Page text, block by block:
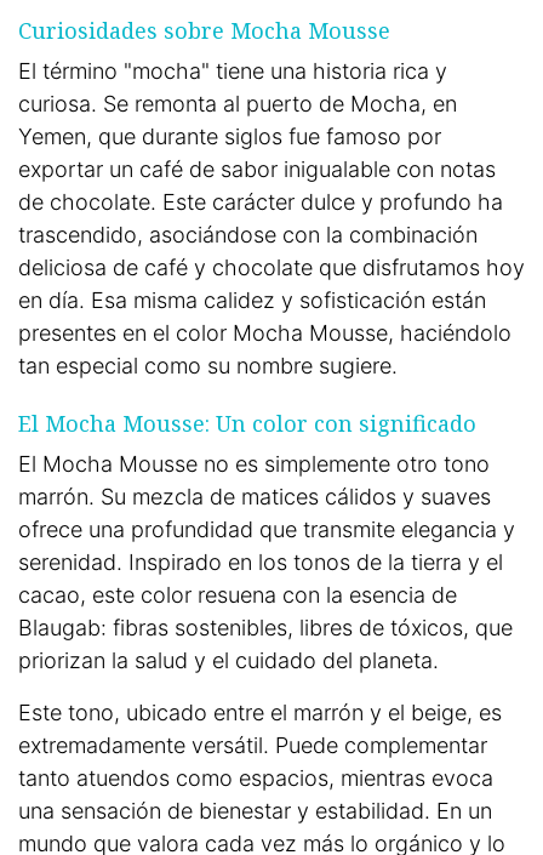
Curiosidades sobre Mocha Mousse
El término "mocha" tiene una historia rica y
curiosa. Se remonta al puerto de Mocha, en
Yemen, que durante siglos fue famoso por
exportar un café de sabor inigualable con notas
de chocolate. Este carácter dulce y profundo ha
trascendido, asociándose con la combinación
deliciosa de café y chocolate que disfrutamos hoy
en día. Esa misma calidez y sofisticación están
presentes en el color Mocha Mousse, haciéndolo
tan especial como su nombre sugiere.
El Mocha Mousse: Un color con significado
El Mocha Mousse no es simplemente otro tono
marrón. Su mezcla de matices cálidos y suaves
ofrece una profundidad que transmite elegancia y
serenidad. Inspirado en los tonos de la tierra y el
cacao, este color resuena con la esencia de
Blaugab: fibras sostenibles, libres de tóxicos, que
priorizan la salud y el cuidado del planeta.
Este tono, ubicado entre el marrón y el beige, es
extremadamente versátil. Puede complementar
tanto atuendos como espacios, mientras evoca
una sensación de bienestar y estabilidad. En un
mundo que valora cada vez más lo orgánico y lo